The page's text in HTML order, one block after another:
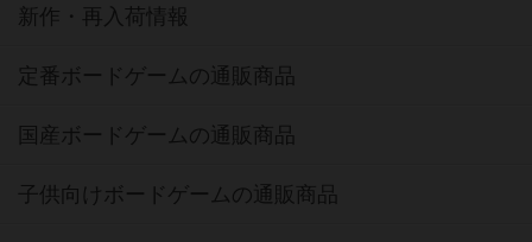
新作・再入荷情報
定番ボードゲームの通販商品
国産ボードゲームの通販商品
子供向けボードゲームの通販商品